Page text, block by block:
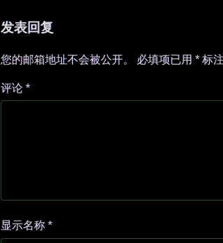
发表回复
您的邮箱地址不会被公开。 必填项已用 *标
评论 *
显示名称 *